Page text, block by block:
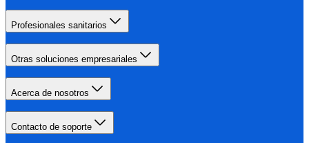
Profesionales sanitarios
Otras soluciones empresariales
Acerca de nosotros
Contacto de soporte